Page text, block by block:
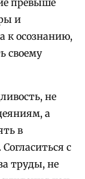
и
к осознанию,
своему
не
а
в
с
труды, не